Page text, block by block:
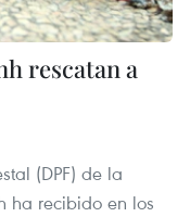
rescatan a
(DPF) de la
ha recibido en los